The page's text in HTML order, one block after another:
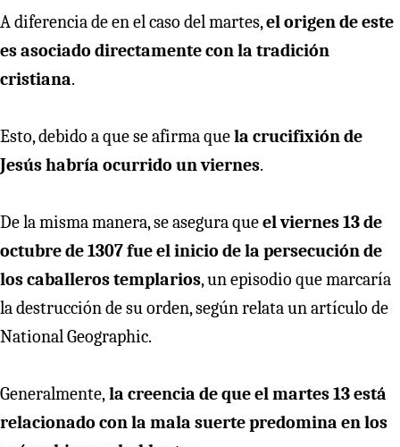
A diferencia de en el caso del martes,el origen de este
es asociado directamente con la tradición
cristiana.
Esto, debido a que se afirma quela crucifixión de
Jesús habría ocurrido un viernes.
De la misma manera, se asegura queel viernes 13 de
octubre de 1307 fue el inicio de la persecución de
los caballeros templarios, un episodio que marcaría
la destrucción de su orden, según relata un artículo de
National Geographic.
Generalmente,la creencia de que el martes 13 está
relacionado con la mala suerte predomina en los